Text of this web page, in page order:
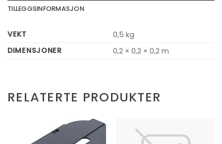
TILLEGGSINFORMASJON
VEKT
0,5 kg
DIMENSJONER
0,2 × 0,2 × 0,2 m
RELATERTE PRODUKTER